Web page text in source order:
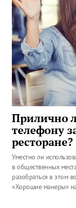
Прилично
телефону
ресторане?
Уместно ли
в общественных
разобраться в этом
«Хорошие манеры»